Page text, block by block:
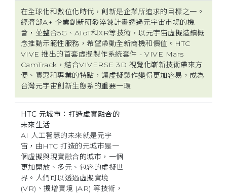
在全球化和數位化時代，創新是企業所追求的目標之一。
經濟部A+ 企業創新研發淬鍊計畫透過元宇宙市場的機
會，並整合5G、AIoT和XR等技術，以元宇宙虛擬造鎮概
念推動示範性服務，希望帶動全新商機和價值。HTC
VIVE 推出的首套虛擬製作系統套件 - VIVE Mars
CamTrack，結合VIVERSE 3D 視覺化嶄新技術帶來方
便、實惠和專業的特點，讓虛擬製作變得更加容易，成為
台灣元宇宙創新生態系的重要一環
HTC 元城市：打造虛實融合的
未來生活
AI 人工智慧的未來就是元宇
宙，由HTC 打造的元城市是一
個虛擬與現實融合的城市，一個
更加開放、多元、包容的虛擬世
界。人們可以透過虛擬實境
(VR)、擴增實境 (AR) 等技術，